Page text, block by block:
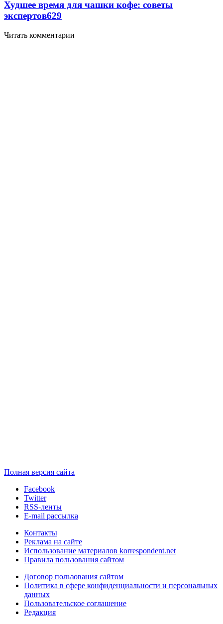
Худшее время для чашки кофе: советы
экспертов629
Читать комментарии
Полная версия сайта
Facebook
Twitter
RSS-ленты
E-mail рассылка
Контакты
Реклама на сайте
Использование материалов korrespondent.net
Правила пользования сайтом
Договор пользования сайтом
Политика в сфере конфиденциальности и персональных
данных
Пользовательское соглашение
Редакция